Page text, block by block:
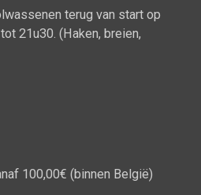
terug van start op
21u30. (Haken, breien,
100,00€ (binnen België)